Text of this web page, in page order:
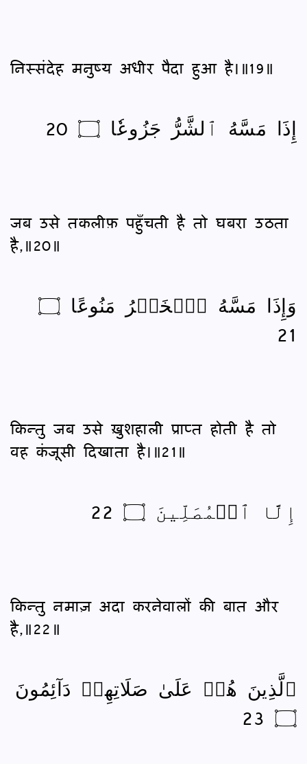
निस्संदेह मनुष्य अधीर पैदा हुआ है।॥19॥
إِذَا مَسَّهُ ٱلشَّرُّ جَزُوعٗا ۝ 20
जब उसे तकलीफ़ पहुँचती है तो घबरा उठता
है,॥20॥
وَإِذَا مَسَّهُ ٱلۡخَيۡرُ مَنُوعًا ۝
21
किन्तु जब उसे ख़ुशहाली प्राप्‍त होती है तो
वह कंजूसी दिखाता है।॥21॥
إِلَّا ٱلۡمُصَلِّينَ ۝ 22
किन्तु नमाज़ अदा करनेवालों की बात और
है,॥22॥
ٱلَّذِينَ هُمۡ عَلَىٰ صَلَاتِهِمۡ دَآئِمُونَ
۝ 23